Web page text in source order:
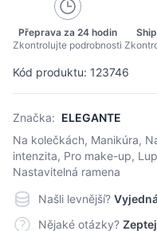
Kód produktu: 123746
Značka: ELEGANTE
Na kolečkách, Manikúra,
intenzita, Pro make-up,
Nastavitelná ramena
Přeprava za 24 hodin
Zkontrolujte podrobnosti
Našli levnější?
Nějaké otázky?